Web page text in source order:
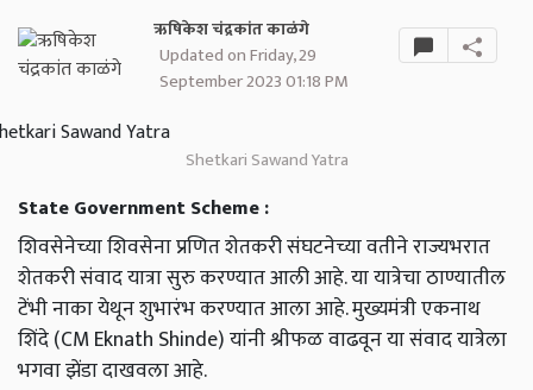
ऋषिकेश चंद्रकांत काळंगे
Updated on Friday, 29
September 2023 01:18 PM
Shetkari Sawand Yatra
State Government Scheme :
शिवसेनेच्या शिवसेना प्रणित शेतकरी संघटनेच्या वतीने राज्यभरात
शेतकरी संवाद यात्रा सुरु करण्यात आली आहे. या यात्रेचा ठाण्यातील
टेंभी नाका येथून शुभारंभ करण्यात आला आहे. मुख्यमंत्री एकनाथ
शिंदे (CM Eknath Shinde) यांनी श्रीफळ वाढवून या संवाद यात्रेला
भगवा झेंडा दाखवला आहे.